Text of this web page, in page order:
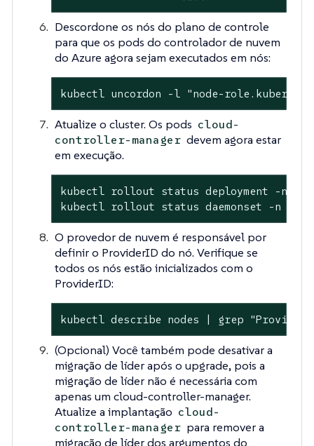
Descordone os nós do plano de controle
para que os pods do controlador de nuvem
do Azure agora sejam executados em nós:
kubectl uncordon -l "node-
Atualize o cluster. Os pods cloud-
controller-manager devem agora estar
em execução.
kubectl rollout status deployment -n
kubectl rollout status daemonset -n kube-
O provedor de nuvem é responsável por
definir o ProviderID do nó. Verifique se
todos os nós estão inicializados com o
ProviderID:
kubectl describe nodes | grep
(Opcional) Você também pode desativar a
migração de líder após o upgrade, pois a
migração de líder não é necessária com
apenas um cloud-controller-manager.
Atualize a implantação cloud-
controller-manager para remover a
migração de líder dos argumentos do